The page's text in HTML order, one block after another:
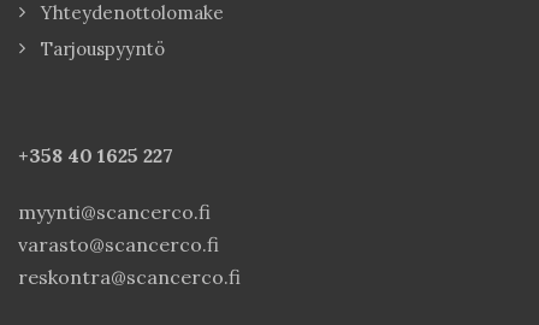
Yhteydenottolomake
Tarjouspyyntö
+358 40 1625 227
myynti@scancerco.fi
varasto@scancerco.fi
reskontra@scancerco.fi